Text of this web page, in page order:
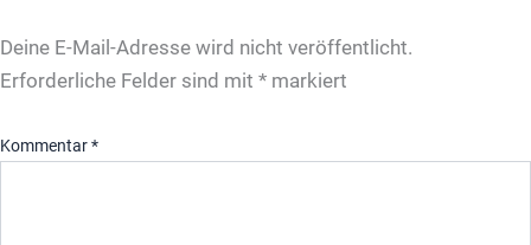
Deine E-Mail-Adresse wird nicht veröffentlicht.
Erforderliche Felder sind mit * markiert
Kommentar*